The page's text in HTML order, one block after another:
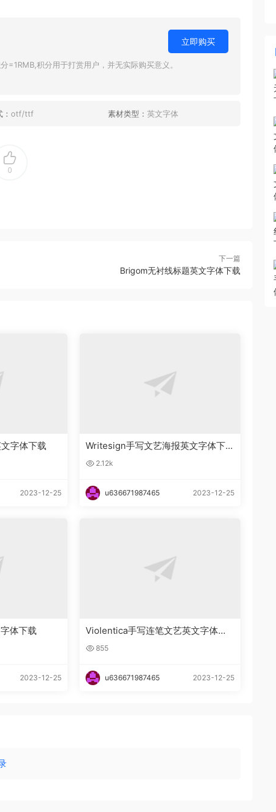
立即购买
=1RMB,积分用于打赏用户，并无实际购买意义。
otf/ttf 素材类型： 英文字体
0
下一篇
Brigom无衬线标题英文字体下载
字体下载
2023-12-25
Writesign手写文艺海报英文字体下
载 2.12k
u636671987465 2023-12-25
体下载
2023-12-25
Violentica手写连笔文艺英文字体下
载 855
u636671987465 2023-12-25